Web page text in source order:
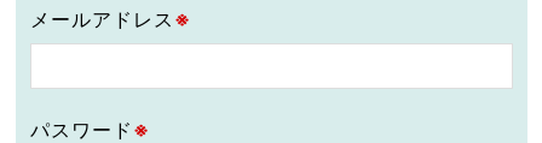
メールアドレス ※
パスワード ※